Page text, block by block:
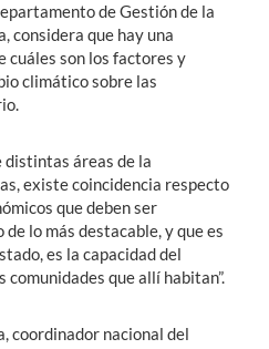
de Gestión de la
considera que hay una
cuáles son los factores y
climático sobre las
distintas áreas de la
existe coincidencia respecto
que deben ser
lo más destacable, y que es
es la capacidad del
que allí habitan”.
coordinador nacional del